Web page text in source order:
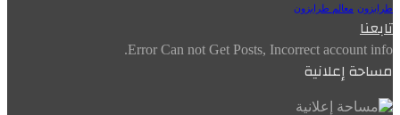
طرابزون معالم طرابزون
تابعنا
Error Can not Get Posts, Incorrect account info.
مساحة إعلانية